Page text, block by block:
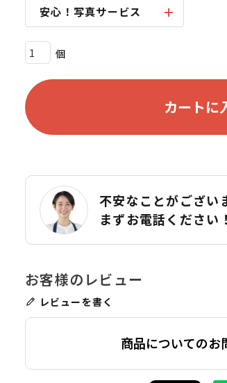
安心！写真サービス
カートに
不安なことがござい
まずお電話ください！
レビューを書く
商品についてのお